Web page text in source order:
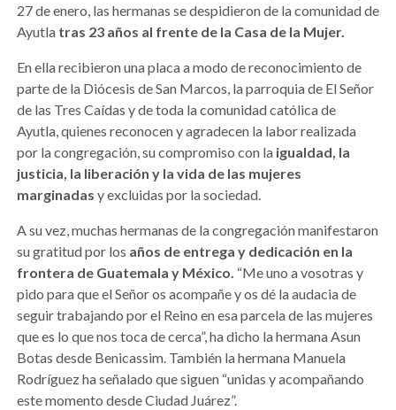
27 de enero, las hermanas se despidieron de la comunidad de
Ayutla tras 23 años al frente de la Casa de la Mujer.
En ella recibieron una placa a modo de reconocimiento de
parte de la Diócesis de San Marcos, la parroquia de El Señor
de las Tres Caídas y de toda la comunidad católica de
Ayutla, quienes reconocen y agradecen la labor realizada
por la congregación, su compromiso con laigualdad, la
justicia, la liberación y la vida de las mujeres
marginadas y excluidas por la sociedad.
A su vez, muchas hermanas de la congregación manifestaron
su gratitud por los años de entrega y dedicación en la
frontera de Guatemala y México. “Me uno a vosotras y
pido para que el Señor os acompañe y os dé la audacia de
seguir trabajando por el Reino en esa parcela de las mujeres
que es lo que nos toca de cerca”, ha dicho la hermana Asun
Botas desde Benicassim. También la hermana Manuela
Rodríguez ha señalado que siguen “unidas y acompañando
este momento desde Ciudad Juárez”.